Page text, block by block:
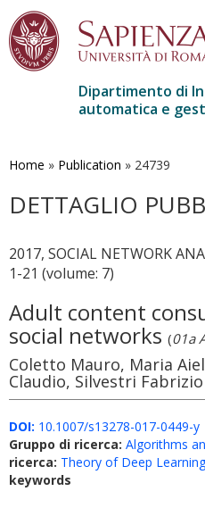
contenuto
Dipartimento di
automatica e
Home » Publication » 24739
DETTAGLIO
2017, SOCIAL NETWORK
1-21 (volume: 7)
Adult content
social networks (01a
Coletto Mauro, Maria
Claudio, Silvestri Fabrizio
DOI: 10.1007/s13278-017-0449-y
Gruppo di ricerca: Algorithms
ricerca: Theory of Deep Learning
keywords